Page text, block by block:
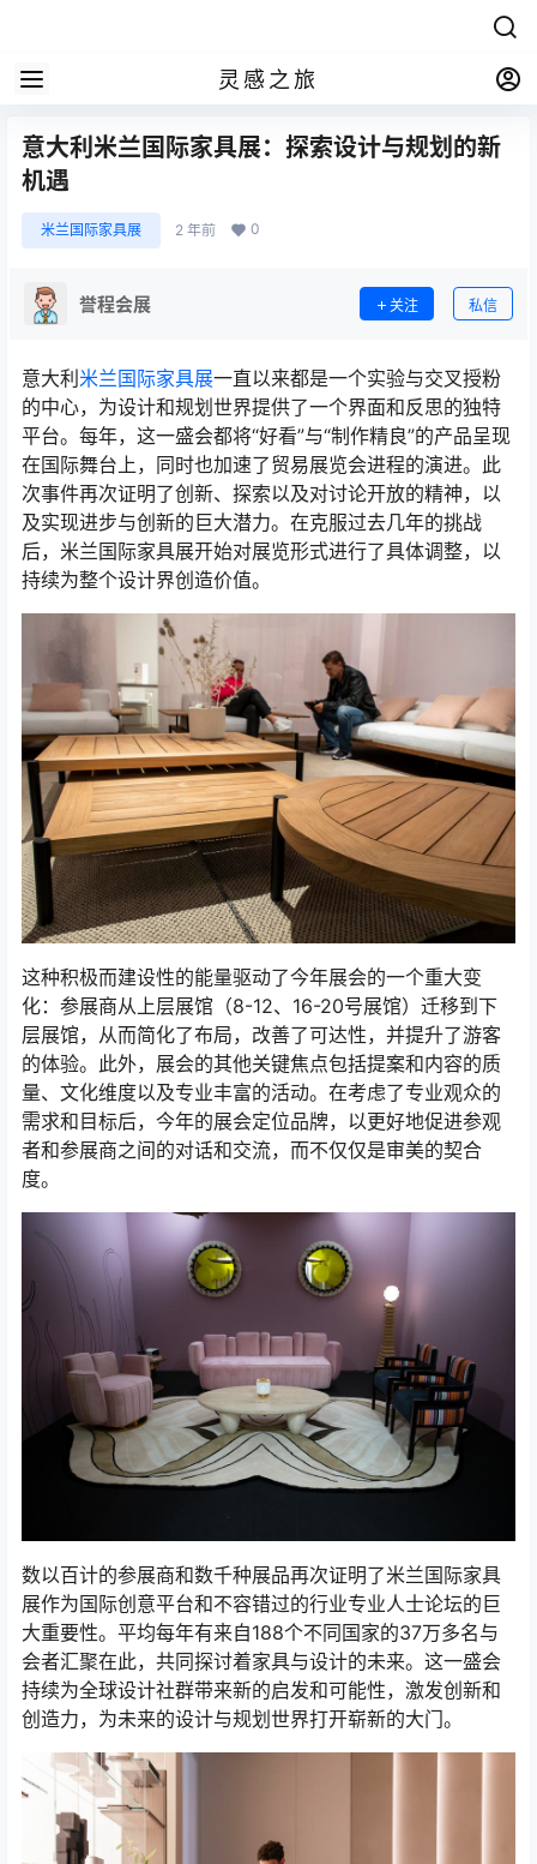
灵感之旅
意大利米兰国际家具展：探索设计与规划的新
机遇
米兰国际家具展 2 年前 0
誉程会展 关注 私信
意大利 米兰国际家具展一直以来都是一个实验与交叉授粉
的中心，为设计和规划世界提供了一个界面和反思的独特
平台。每年，这一盛会都将“好看”与“制作精良”的产品呈现
在国际舞台上，同时也加速了贸易展览会进程的演进。此
次事件再次证明了创新、探索以及对讨论开放的精神，以
及实现进步与创新的巨大潜力。在克服过去几年的挑战
后，米兰国际家具展开始对展览形式进行了具体调整，以
持续为整个设计界创造价值。
这种积极而建设性的能量驱动了今年展会的一个重大变
化：参展商从上层展馆（8-12、16-20号展馆）迁移到下
层展馆，从而简化了布局，改善了可达性，并提升了游客
的体验。此外，展会的其他关键焦点包括提案和内容的质
量、文化维度以及专业丰富的活动。在考虑了专业观众的
需求和目标后，今年的展会定位品牌，以更好地促进参观
者和参展商之间的对话和交流，而不仅仅是审美的契合
度。
数以百计的参展商和数千种展品再次证明了米兰国际家具
展作为国际创意平台和不容错过的行业专业人士论坛的巨
大重要性。平均每年有来自188个不同国家的37万多名与
会者汇聚在此，共同探讨着家具与设计的未来。这一盛会
持续为全球设计社群带来新的启发和可能性，激发创新和
创造力，为未来的设计与规划世界打开崭新的大门。